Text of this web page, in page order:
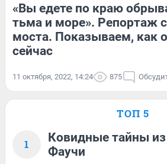
«Вы едете по краю
тьма и море». Репортаж
моста. Показываем, как
сейчас
11 октября, 2022, 14:24 875
ТОП 5
1
Ковидные тайны
Фаучи